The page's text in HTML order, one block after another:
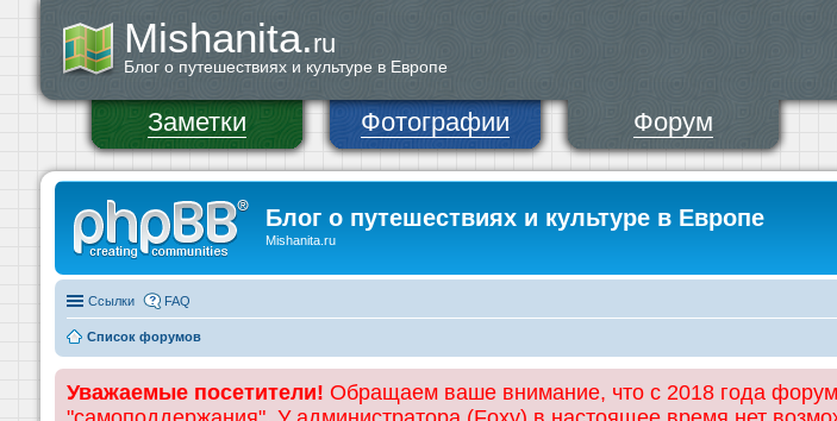
Mishanita.ru
Блог о путешествиях и культуре в Европе
Заметки Фотографии Форум
Блог о путешествиях и культуре в Европе
Mishanita.ru
Ссылки FAQ
Список форумов
Уважаемые посетители! Обращаем ваше внимание, что с 2018 года